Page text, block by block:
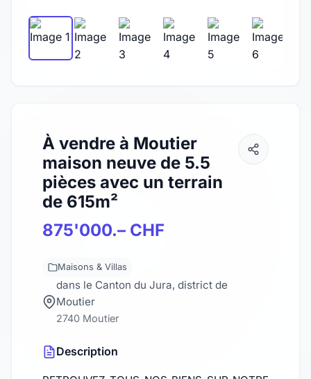
À vendre à Moutier
maison neuve de 5.5
pièces avec un terrain
de 615m²
875'000.– CHF
Maisons & Villas
dans le Canton du Jura, district de
Moutier
2740 Moutier
Description